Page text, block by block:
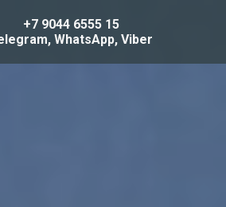
+7 9044 6555 15
, WhatsApp, Viber